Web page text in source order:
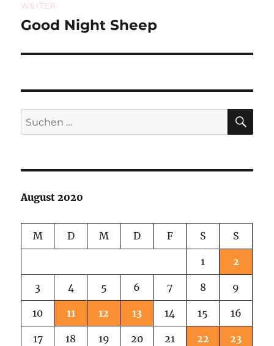
WEITER
Nächster
Good Night Sheep
Suchen
nach:
August 2020
M D M D F S S
1 2
3 4 5 6 7 8 9
10 11 12 13 14 15 16
17 18 19 20 21 22 23